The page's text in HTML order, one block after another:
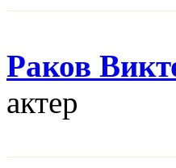
Раков
актер